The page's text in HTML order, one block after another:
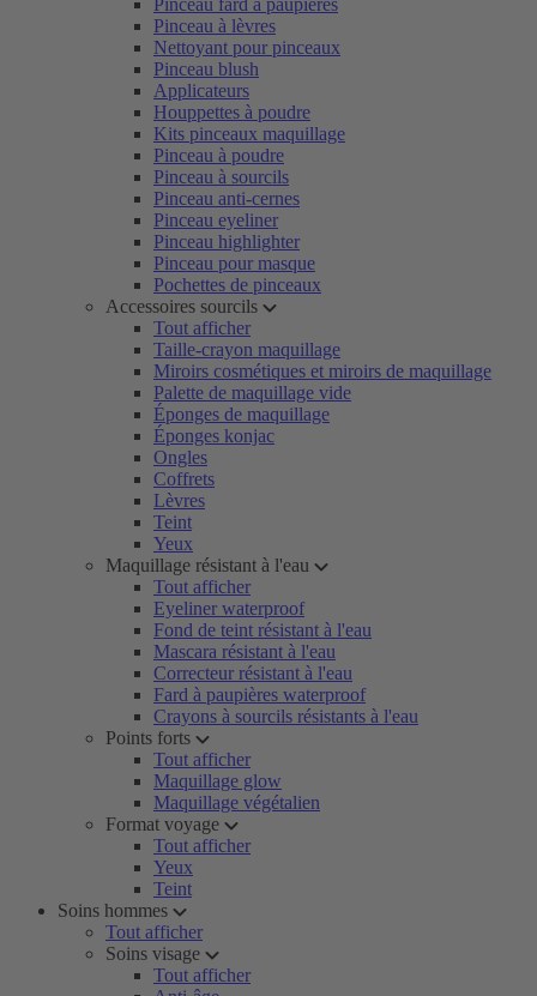
Pinceau fard à paupières
Pinceau à lèvres
Nettoyant pour pinceaux
Pinceau blush
Applicateurs
Houppettes à poudre
Kits pinceaux maquillage
Pinceau à poudre
Pinceau à sourcils
Pinceau anti-cernes
Pinceau eyeliner
Pinceau highlighter
Pinceau pour masque
Pochettes de pinceaux
Accessoires sourcils
Tout afficher
Taille-crayon maquillage
Miroirs cosmétiques et miroirs de maquillage
Palette de maquillage vide
Éponges de maquillage
Éponges konjac
Ongles
Coffrets
Lèvres
Teint
Yeux
Maquillage résistant à l'eau
Tout afficher
Eyeliner waterproof
Fond de teint résistant à l'eau
Mascara résistant à l'eau
Correcteur résistant à l'eau
Fard à paupières waterproof
Crayons à sourcils résistants à l'eau
Points forts
Tout afficher
Maquillage glow
Maquillage végétalien
Format voyage
Tout afficher
Yeux
Teint
Soins hommes
Tout afficher
Soins visage
Tout afficher